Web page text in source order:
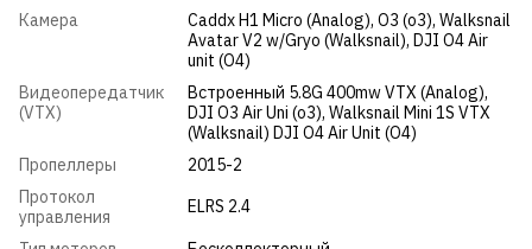
Камера
Caddx H1 Micro (Analog), О3 (o3), Walksnail
Avatar V2 w/Gryo (Walksnail), DJI O4 Air
unit (О4)
Видеопередатчик
(VTX)
Встроенный 5.8G 400mw VTX (Analog),
DJI O3 Air Uni (o3), Walksnail Mini 1S VTX
(Walksnail) DJI O4 Air Unit (О4)
Пропеллеры
2015-2
Протокол
управления
ELRS 2.4